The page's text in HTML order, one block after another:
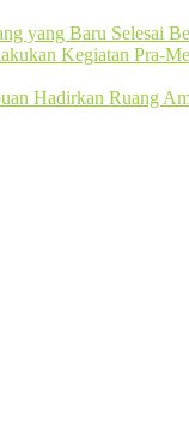
yang Baru Selesai
Kegiatan Pra-
Hadirkan Ruang